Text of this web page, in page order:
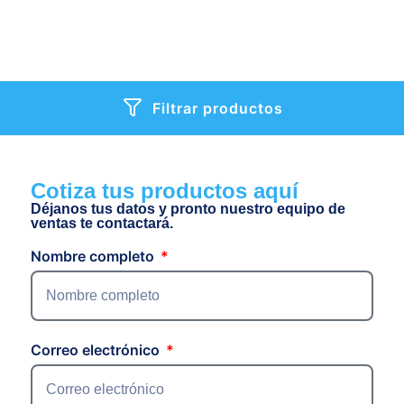
Filtrar productos
Cotiza tus productos aquí
Déjanos tus datos y pronto nuestro equipo de
ventas te contactará.
Nombre completo
Correo electrónico